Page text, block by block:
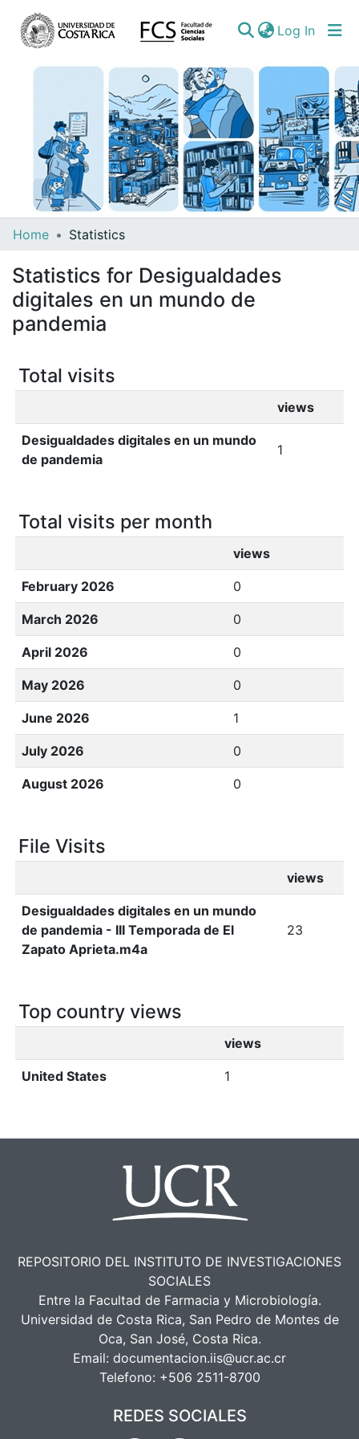
Log In
Communities
Collections
All of DSpace
Home Statistics
Statistics for Desigualdades
digitales en un mundo de
pandemia
Total visits
views
Desigualdades digitales en un mundo
de pandemia
1
Total visits per month
views
February 2026 0
March 2026 0
April 2026 0
May 2026 0
June 2026 1
July 2026 0
August 2026 0
File Visits
views
Desigualdades digitales en un mundo
de pandemia - III Temporada de El
Zapato Aprieta.m4a
23
Top country views
views
United States 1
REPOSITORIO DEL INSTITUTO DE INVESTIGACIONES
SOCIALES
Entre la Facultad de Farmacia y Microbiología.
Universidad de Costa Rica, San Pedro de Montes de
Oca, San José, Costa Rica.
Email: documentacion.iis@ucr.ac.cr
Telefono: +506 2511-8700
REDES SOCIALES